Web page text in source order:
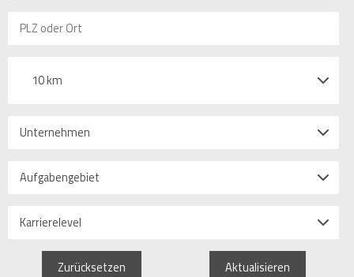
10 km
Unternehmen
Aufgabengebiet
Karrierelevel
Zurücksetzen Aktualisieren